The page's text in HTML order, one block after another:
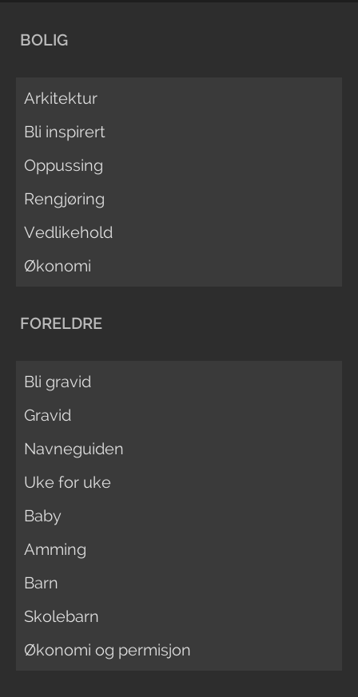
BOLIG
Arkitektur
Bli inspirert
Oppussing
Rengjøring
Vedlikehold
Økonomi
FORELDRE
Bli gravid
Gravid
Navneguiden
Uke for uke
Baby
Amming
Barn
Skolebarn
Økonomi og permisjon